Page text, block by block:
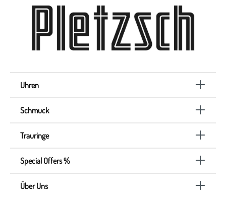
Uhren
Schmuck
Trauringe
Special Offers %
Über Uns